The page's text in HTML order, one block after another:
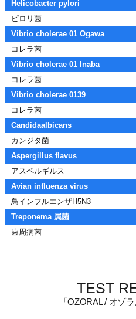
Helicobacter pylori
ピロリ菌
Vibrio cholerae 01 Ogawa
コレラ菌
Vibrio cholerae 01 Inaba
コレラ菌
Vibrio cholerae 0139
コレラ菌
Candidaalbicans
カンジタ菌
Aspergillus flavus
アスペルギルス
Avian influenza virus
鳥インフルエンザH5N3
Treponema 属菌
歯周病菌
TEST
「OZORAL / オゾ